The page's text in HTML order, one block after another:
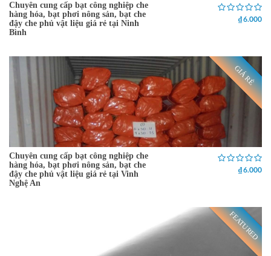
Chuyên cung cấp bạt công nghiệp che
hàng hóa, bạt phơi nông sản, bạt che
đậy che phủ vật liệu giá rẻ tại Ninh
Bình
₫ 6.000
GIÁ RẺ
Chuyên cung cấp bạt công nghiệp che
hàng hóa, bạt phơi nông sản, bạt che
đậy che phủ vật liệu giá rẻ tại Vinh
Nghệ An
₫ 6.000
FEATURED